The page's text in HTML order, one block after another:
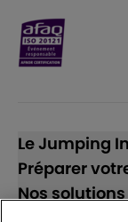
Le Jumping
Préparer
Nos